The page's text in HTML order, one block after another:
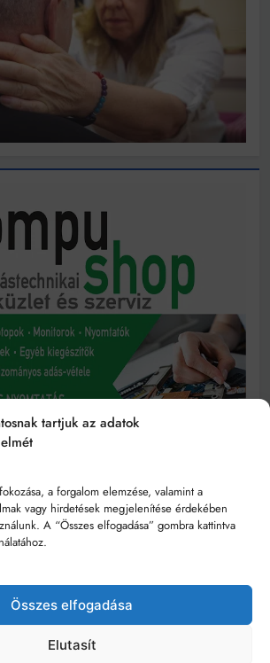
tartjuk az adatok
a forgalom elemzése, valamint a
vagy hirdetések megjelenítése érdekében
A “Összes elfogadása” gombra kattintva
Összes elfogadása
Elutasít